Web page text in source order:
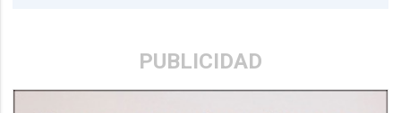
PUBLICIDAD